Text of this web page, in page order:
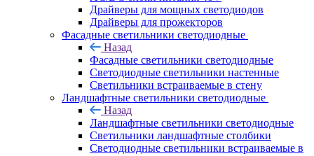
Драйверы для мощных светодиодов
Драйверы для прожекторов
Фасадные светильники светодиодные
Назад
Фасадные светильники светодиодные
Светодиодные светильники настенные
Светильники встраиваемые в стену
Ландшафтные светильники светодиодные
Назад
Ландшафтные светильники светодиодные
Светильники ландшафтные столбики
Светодиодные светильники встраиваемые в